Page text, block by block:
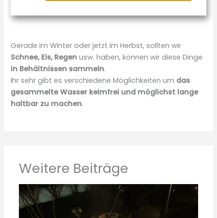
Gerade im Winter oder jetzt im Herbst, sollten wir
Schnee, Eis, Regen usw. haben, können wir diese Dinge
in Behältnissen sammeln.
Ihr sehr gibt es verschiedene Möglichkeiten um das
gesammelte Wasser keimfrei und möglichst lange
haltbar zu machen.
Weitere Beiträge